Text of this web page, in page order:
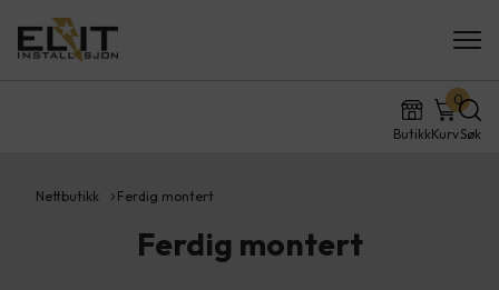
ButikkKurv
0
Søk
Nettbutikk Ferdig montert
Ferdig montert